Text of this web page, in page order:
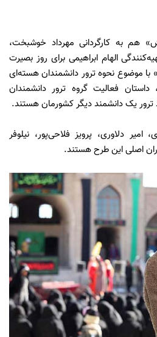
هم به کارگردانی مهرداد خوشبخت،
الهام ابراهیمی برای روز بصیرت
موضوع نحوه ترور دانشمندان هسته‌ای
فعالیت گروه ترور دانشمندان
یک دانشمند دیگر کشورمان هستند.
امیر دلاوری، پرویز فلاحی‌پور، نیلوفر
اصلی این طرح هستند.